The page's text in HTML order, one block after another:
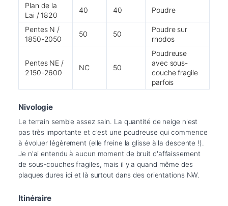
Plan de la
Lai / 1820
40 40 Poudre
Pentes N /
1850-2050
50 50
Poudre sur
rhodos
Pentes NE /
2150-2600
NC 50
Poudreuse
avec sous-
couche fragile
parfois
Nivologie
Le terrain semble assez sain. La quantité de neige n'est
pas très importante et c'est une poudreuse qui commence
à évoluer légèrement (elle freine la glisse à la descente !).
Je n'ai entendu à aucun moment de bruit d'affaissement
de sous-couches fragiles, mais il y a quand même des
plaques dures ici et là surtout dans des orientations NW.
Itinéraire